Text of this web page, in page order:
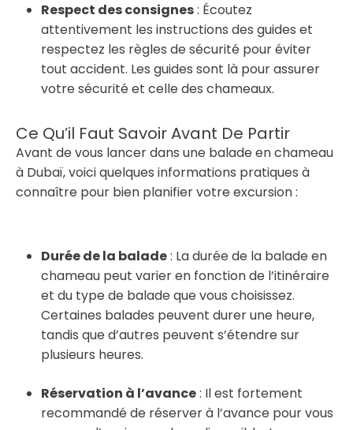
Respect des consignes: Écoutez
attentivement les instructions des guides et
respectez les règles de sécurité pour éviter
tout accident. Les guides sont là pour assurer
votre sécurité et celle des chameaux.
Ce Qu’il Faut Savoir Avant De Partir
Avant de vous lancer dans une balade en chameau
à Dubaï, voici quelques informations pratiques à
connaître pour bien planifier votre excursion :
Durée de la balade: La durée de la balade en
chameau peut varier en fonction de l’itinéraire
et du type de balade que vous choisissez.
Certaines balades peuvent durer une heure,
tandis que d’autres peuvent s’étendre sur
plusieurs heures.
Réservation à l’avance: Il est fortement
recommandé de réserver à l’avance pour vous